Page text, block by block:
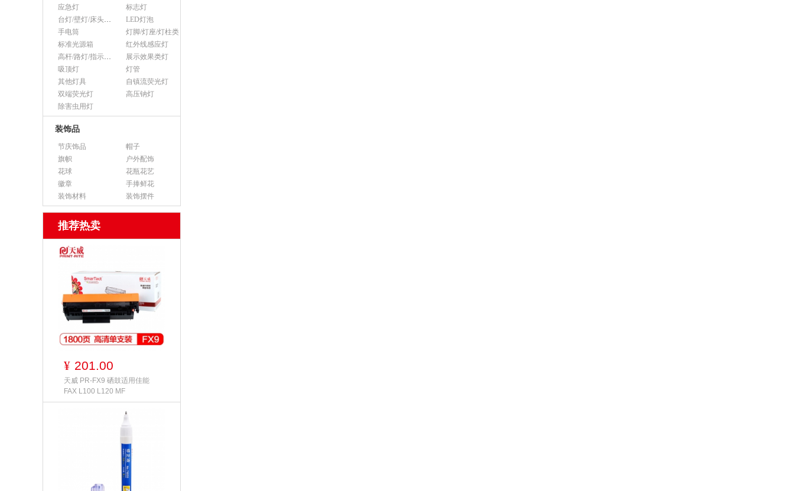
应急灯
标志灯
台灯/壁灯/床头灯/落地灯
LED灯泡
手电筒
灯脚/灯座/灯柱类
标准光源箱
红外线感应灯
高杆/路灯/指示灯类
展示效果类灯
吸顶灯
灯管
其他灯具
自镇流荧光灯
双端荧光灯
高压钠灯
除害虫用灯
装饰品
节庆饰品
帽子
旗帜
户外配饰
花球
花瓶花艺
徽章
手捧鲜花
装饰材料
装饰摆件
推荐热卖
¥ 201.00
天威 PR-FX9 硒鼓适用佳能
FAX L100 L120 MF